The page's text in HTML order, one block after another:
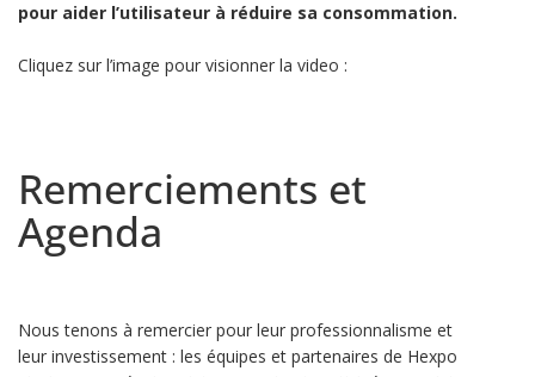
pour aider l’utilisateur à réduire sa consommation.
Cliquez sur l’image pour visionner la video :
Remerciements et
Agenda
Nous tenons à remercier pour leur professionnalisme et
leur investissement : les équipes et partenaires de Hexpo